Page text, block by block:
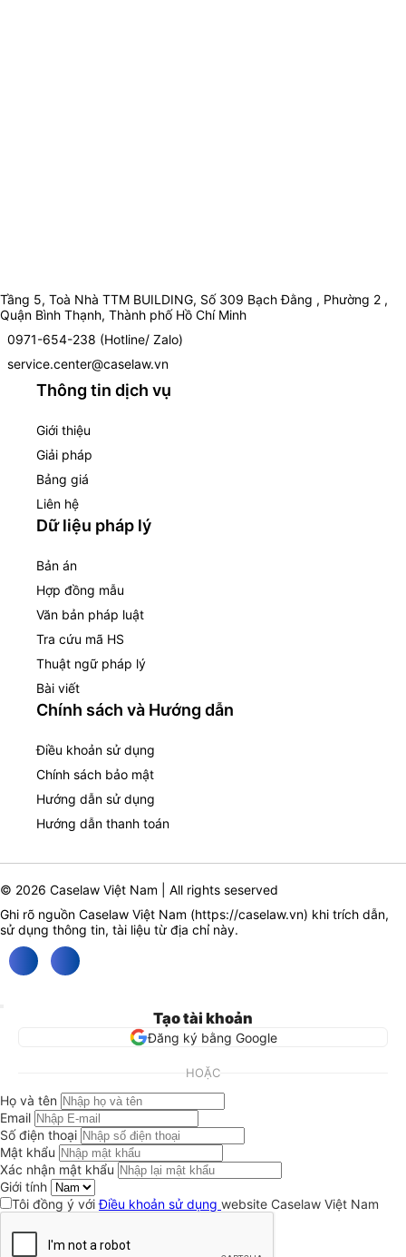
Tầng 5, Toà Nhà TTM BUILDING, Số 309 Bạch Đằng , Phường 2 ,
Quận Bình Thạnh, Thành phố Hồ Chí Minh
0971-654-238 (Hotline/ Zalo)
service.center@caselaw.vn
Thông tin dịch vụ
Giới thiệu
Giải pháp
Bảng giá
Liên hệ
Dữ liệu pháp lý
Bản án
Hợp đồng mẫu
Văn bản pháp luật
Tra cứu mã HS
Thuật ngữ pháp lý
Bài viết
Chính sách và Hướng dẫn
Điều khoản sử dụng
Chính sách bảo mật
Hướng dẫn sử dụng
Hướng dẫn thanh toán
© 2026 Caselaw Việt Nam | All rights seserved
Ghi rõ nguồn Caselaw Việt Nam (https://caselaw.vn) khi trích dẫn,
sử dụng thông tin, tài liệu từ địa chỉ này.
Tạo tài khoản
Đăng ký bằng Google
HOẶC
Họ và tên
Email
Số điện thoại
Mật khẩu
Xác nhận mật khẩu
Giới tính
Tôi đồng ý vớiĐiều khoản sử dụng website Caselaw Việt Nam